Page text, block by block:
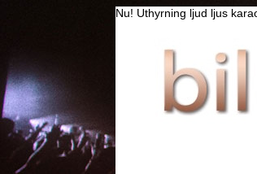
Nu! Uthyrning ljud ljus